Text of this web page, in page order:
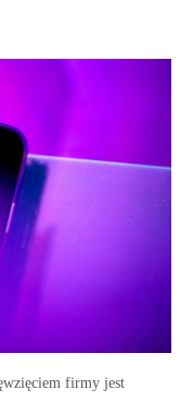
firmy jest